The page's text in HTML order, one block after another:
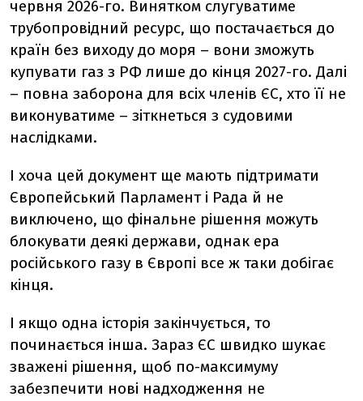
червня 2026-го. Винятком слугуватиме
трубопровідний ресурс, що постачається до
країн без виходу до моря – вони зможуть
купувати газ з РФ лише до кінця 2027-го. Далі
– повна заборона для всіх членів ЄС, хто її не
виконуватиме – зіткнеться з судовими
наслідками.
І хоча цей документ ще мають підтримати
Європейський Парламент і Рада й не
виключено, що фінальне рішення можуть
блокувати деякі держави, однак ера
російського газу в Європі все ж таки добігає
кінця.
І якщо одна історія закінчується, то
починається інша. Зараз ЄС швидко шукає
зважені рішення, щоб по-максимуму
забезпечити нові надходження не